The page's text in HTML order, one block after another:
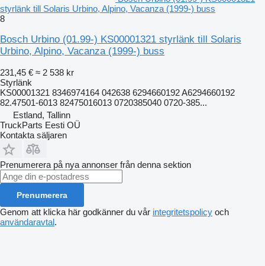
styrlänk till Solaris Urbino, Alpino, Vacanza (1999-) buss
8
Bosch Urbino (01.99-) KS00001321 styrlänk till Solaris
Urbino, Alpino, Vacanza (1999-) buss
231,45 € ≈ 2 538 kr
Styrlänk
KS00001321 8346974164 042638 6294660192 A6294660192
82.47501-6013 82475016013 0720385040 0720-385...
Estland, Tallinn
TruckParts Eesti OÜ
Kontakta säljaren
Prenumerera på nya annonser från denna sektion
Prenumerera
Genom att klicka här godkänner du vår integritetspolicy och
användaravtal.